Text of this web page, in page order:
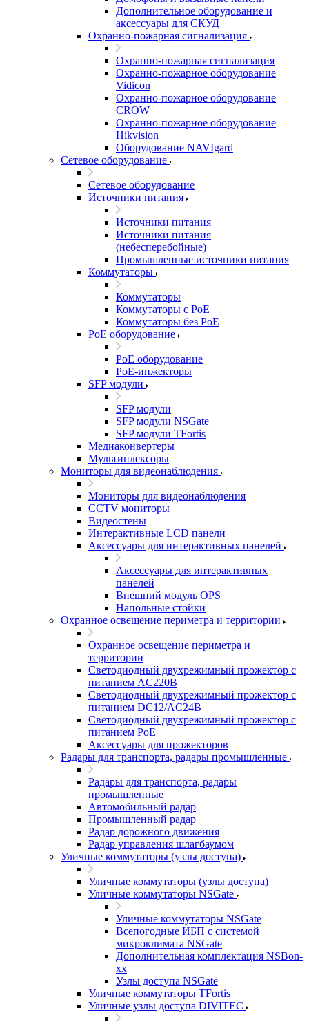
Дополнительное оборудование и
аксессуары для СКУД
Охранно-пожарная сигнализация
Охранно-пожарная сигнализация
Охранно-пожарное оборудование
Vidicon
Охранно-пожарное оборудование
CROW
Охранно-пожарное оборудование
Hikvision
Оборудование NAVIgard
Сетевое оборудование
Сетевое оборудование
Источники питания
Источники питания
Источники питания
(небесперебойные)
Промышленные источники питания
Коммутаторы
Коммутаторы
Коммутаторы с PoE
Коммутаторы без PoE
PoE оборудование
PoE оборудование
PoE-инжекторы
SFP модули
SFP модули
SFP модули NSGate
SFP модули TFortis
Медиаконвертеры
Мультиплексоры
Мониторы для видеонаблюдения
Мониторы для видеонаблюдения
CCTV мониторы
Видеостены
Интерактивные LCD панели
Аксессуары для интерактивных панелей
Аксессуары для интерактивных
панелей
Внешний модуль OPS
Напольные стойки
Охранное освещение периметра и территории
Охранное освещение периметра и
территории
Светодиодный двухрежимный прожектор с
питанием AC220В
Светодиодный двухрежимный прожектор с
питанием DC12/AC24В
Светодиодный двухрежимный прожектор с
питанием PoE
Аксессуары для прожекторов
Радары для транспорта, радары промышленные
Радары для транспорта, радары
промышленные
Автомобильный радар
Промышленный радар
Радар дорожного движения
Радар управления шлагбаумом
Уличные коммутаторы (узлы доступа)
Уличные коммутаторы (узлы доступа)
Уличные коммутаторы NSGate
Уличные коммутаторы NSGate
Всепогодные ИБП с системой
микроклимата NSGate
Дополнительная комплектация NSBon-
xx
Узлы доступа NSGate
Уличные коммутаторы TFortis
Уличные узлы доступа DIVITEC